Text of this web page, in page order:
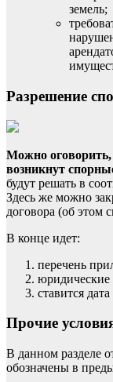
земель;
Разрешение
Можно оговорить,
возникнут
будут решать в
Здесь же можно
договора (об этом
В конце идет:
перечень
юридические
ставится
Прочие
В данном разделе
обозначены в